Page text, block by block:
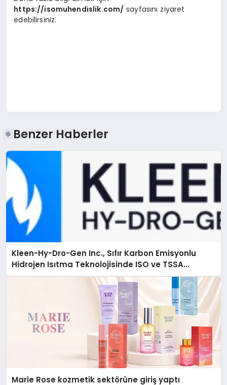
https://isomuhendislik.com/ sayfasını ziyaret
edebilirsiniz.
Benzer Haberler
Kleen-Hy-Dro-Gen Inc., Sıfır Karbon Emisyonlu
Hidrojen Isıtma Teknolojisinde ISO ve TSSA
Düzenleyici Onaylarını Aldı
Marie Rose kozmetik sektörüne giriş yaptı